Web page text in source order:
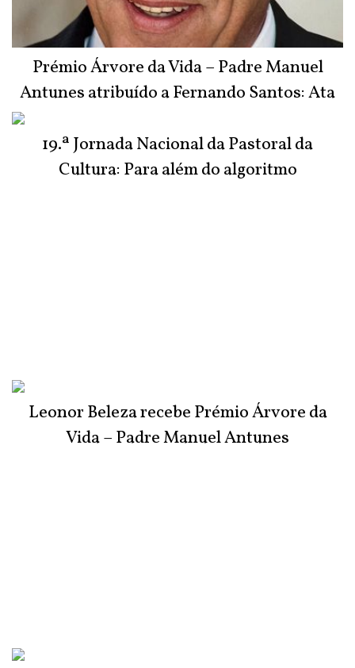
Prémio Árvore da Vida – Padre Manuel
Antunes atribuído a Fernando Santos: Ata
19.ª Jornada Nacional da Pastoral da
Cultura: Para além do algoritmo
Leonor Beleza recebe Prémio Árvore da
Vida – Padre Manuel Antunes